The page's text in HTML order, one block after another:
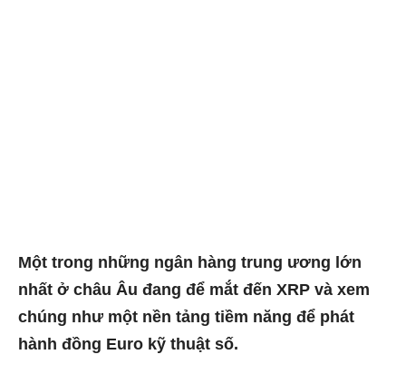
Một trong những ngân hàng trung ương lớn
nhất ở châu Âu đang để mắt đến XRP và xem
chúng như một nền tảng tiềm năng để phát
hành đồng Euro kỹ thuật số.